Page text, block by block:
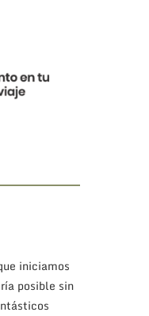
iniciamos
posible sin